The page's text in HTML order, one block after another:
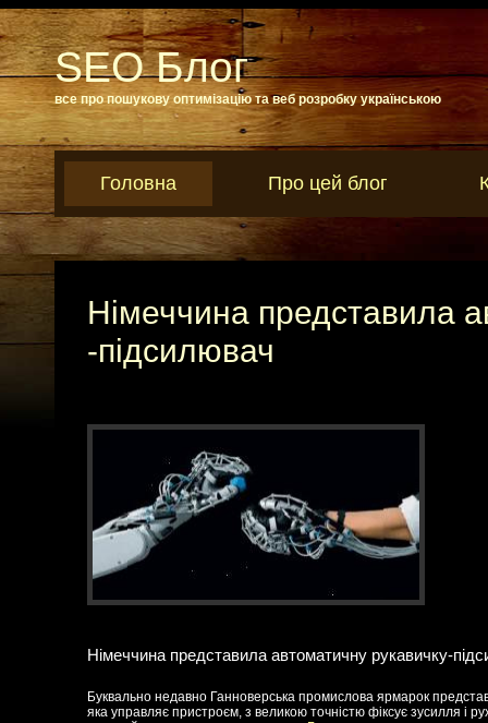
SEO Блог
все про пошукову оптимізацію та веб розробку українською
Головна Про цей блог
Німеччина представила
-підсилювач
Німеччина представила автоматичну рукавичку-
Буквально недавно Ганноверська промислова ярмарок
яка управляє пристроєм, з великою точністю фіксує зусилля і